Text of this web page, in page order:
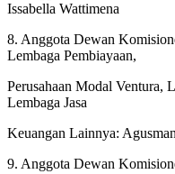
Issabella Wattimena
8. Anggota Dewan
Lembaga Pembiayaan,
Perusahaan Modal Ventura,
Lembaga Jasa
Keuangan Lainnya: Agusman
9. Anggota Dewan